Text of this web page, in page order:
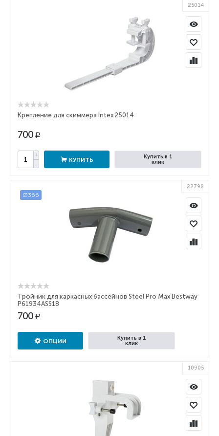
25014
Крепление для скиммера Intex 25014
700 Р
+
−
КУПИТЬ
Купить в 1
клик
Ø366
22798
Тройник для каркасных бассейнов Steel Pro Max Bestway
P61934ASS18
700 Р
ОПЦИИ
Купить в 1
клик
10905